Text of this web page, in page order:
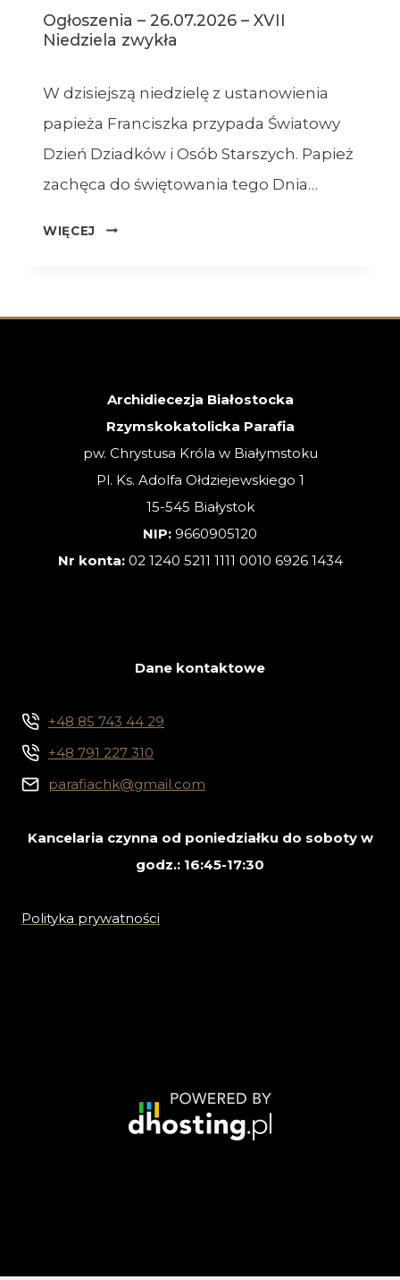
–
Ogłoszenia – 26.07.2026 – XVII
Niedziela zwykła
W dzisiejszą niedzielę z ustanowienia
papieża Franciszka przypada Światowy
Dzień Dziadków i Osób Starszych. Papież
zachęca do świętowania tego Dnia…
WIĘCEJ
OGŁOSZENIA
XVII
Archidiecezja Białostocka
Rzymskokatolicka Parafia
pw. Chrystusa Króla w Białymstoku
Pl. Ks. Adolfa Ołdziejewskiego 1
15-545 Białystok
NIP: 9660905120
Nr konta: 02 1240 5211 1111 0010 6926 1434
Dane kontaktowe
+48 85 743 44 29
+48 791 227 310
parafiachk@gmail.com
Kancelaria czynna od poniedziałku do soboty w
godz.: 16:45-17:30
Polityka prywatności